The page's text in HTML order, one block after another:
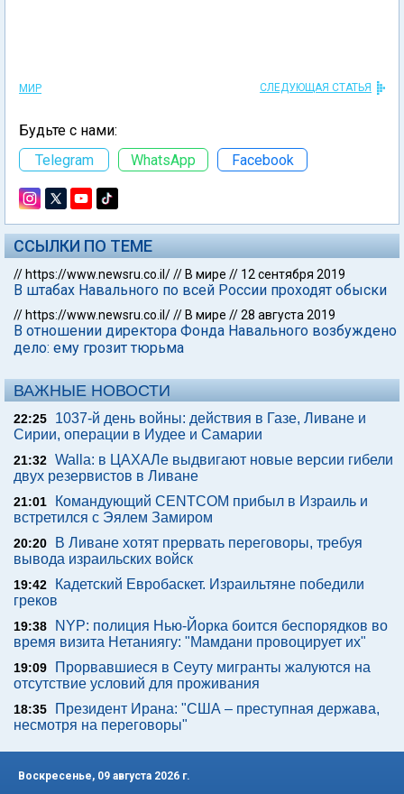
МИР СЛЕДУЮЩАЯ СТАТЬЯ
Будьте с нами:
Telegram
WhatsApp Facebook
ССЫЛКИ ПО ТЕМЕ
// https://www.newsru.co.il/// В мире // 12 сентября 2019
В штабах Навального по всей России проходят обыски
// https://www.newsru.co.il/// В мире //28 августа 2019
В отношении директора Фонда Навального возбуждено
дело: ему грозит тюрьма
ВАЖНЫЕ НОВОСТИ
22:25
1037-й день войны: действия в Газе, Ливане и
Сирии, операции в Иудее и Самарии
21:32 Walla: в ЦАХАЛе выдвигают новые версии гибели
двух резервистов в Ливане
21:01
Командующий CENTCOM прибыл в Израиль и
встретился с Эялем Замиром
20:20
В Ливане хотят прервать переговоры, требуя
вывода израильских войск
19:42
Кадетский Евробаскет. Израильтяне победили
греков
19:38
NYP: полиция Нью-Йорка боится беспорядков во
время визита Нетаниягу: "Мамдани провоцирует их"
19:09
Прорвавшиеся в Сеуту мигранты жалуются на
отсутствие условий для проживания
18:35
Президент Ирана: "США – преступная держава,
несмотря на переговоры"
Воскресенье, 09 августа 2026 г.